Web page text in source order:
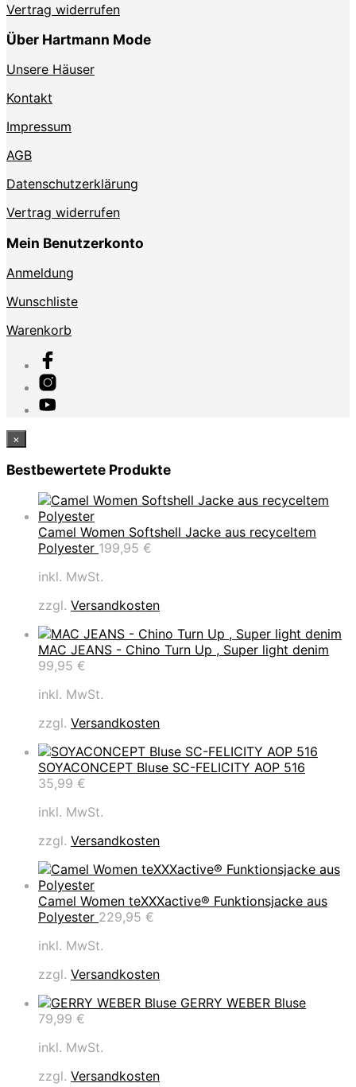
Vertrag widerrufen
Über Hartmann Mode
Unsere Häuser
Kontakt
Impressum
AGB
Datenschutzerklärung
Vertrag widerrufen
Mein Benutzerkonto
Anmeldung
Wunschliste
Warenkorb
×
Bestbewertete Produkte
Camel Women Softshell Jacke aus recyceltem
Polyester 199,95 €
inkl. MwSt.
zzgl. Versandkosten
MAC JEANS - Chino Turn Up , Super light denim
99,95 €
inkl. MwSt.
zzgl. Versandkosten
SOYACONCEPT Bluse SC-FELICITY AOP 516
35,99 €
inkl. MwSt.
zzgl. Versandkosten
Camel Women teXXXactive® Funktionsjacke aus
Polyester 229,95 €
inkl. MwSt.
zzgl. Versandkosten
GERRY WEBER Bluse
79,99 €
inkl. MwSt.
zzgl. Versandkosten